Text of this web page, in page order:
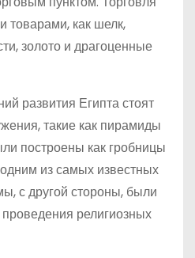
товарами, как шелк,
золото и драгоценные
развития Египта стоят
такие как пирамиды
построены как гробницы
из самых известных
с другой стороны, были
религиозных